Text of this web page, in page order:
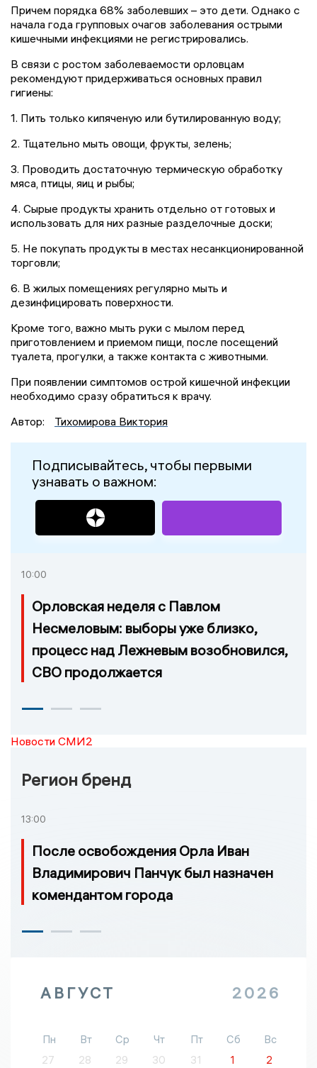
Причем порядка 68% заболевших – это дети. Однако с
начала года групповых очагов заболевания острыми
кишечными инфекциями не регистрировались.
В связи с ростом заболеваемости орловцам
рекомендуют придерживаться основных правил
гигиены:
1. Пить только кипяченую или бутилированную воду;
2. Тщательно мыть овощи, фрукты, зелень;
3. Проводить достаточную термическую обработку
мяса, птицы, яиц и рыбы;
4. Сырые продукты хранить отдельно от готовых и
использовать для них разные разделочные доски;
5. Не покупать продукты в местах несанкционированной
торговли;
6. В жилых помещениях регулярно мыть и
дезинфицировать поверхности.
Кроме того, важно мыть руки с мылом перед
приготовлением и приемом пищи, после посещений
туалета, прогулки, а также контакта с животными.
При появлении симптомов острой кишечной инфекции
необходимо сразу обратиться к врачу.
Автор:
Тихомирова Виктория
Подписывайтесь, чтобы первыми
узнавать о важном:
10:00
Орловская неделя с Павлом
Несмеловым: выборы уже близко,
процесс над Лежневым возобновился,
СВО продолжается
Новости СМИ2
Регион бренд
13:00
После освобождения Орла Иван
Владимирович Панчук был назначен
комендантом города
АВГУСТ 2026
Пн Вт Ср Чт Пт Сб
Вс
27
28 29 30 31 1
2